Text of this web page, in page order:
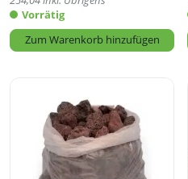
Vorrätig
Zum Warenkorb hinzufügen